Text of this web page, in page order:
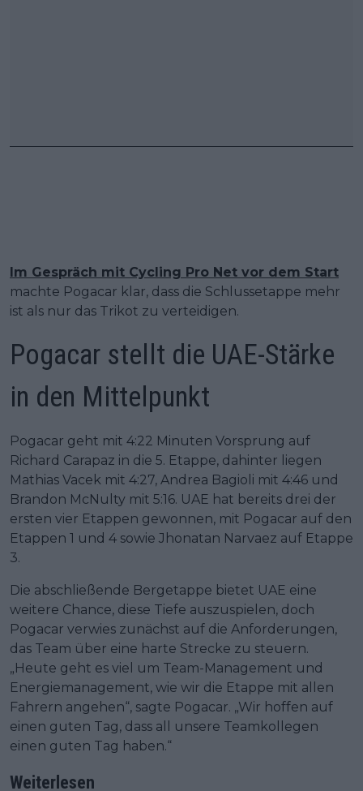
Im Gespräch mit Cycling Pro Net vor dem Start
machte Pogacar klar, dass die Schlussetappe mehr
ist als nur das Trikot zu verteidigen.
Pogacar stellt die UAE-Stärke
in den Mittelpunkt
Pogacar geht mit 4:22 Minuten Vorsprung auf
Richard Carapaz in die 5. Etappe, dahinter liegen
Mathias Vacek mit 4:27, Andrea Bagioli mit 4:46 und
Brandon McNulty mit 5:16. UAE hat bereits drei der
ersten vier Etappen gewonnen, mit Pogacar auf den
Etappen 1 und 4 sowie Jhonatan Narvaez auf Etappe
3.
Die abschließende Bergetappe bietet UAE eine
weitere Chance, diese Tiefe auszuspielen, doch
Pogacar verwies zunächst auf die Anforderungen,
das Team über eine harte Strecke zu steuern.
„Heute geht es viel um Team-Management und
Energiemanagement, wie wir die Etappe mit allen
Fahrern angehen“, sagte Pogacar. „Wir hoffen auf
einen guten Tag, dass all unsere Teamkollegen
einen guten Tag haben.“
Weiterlesen